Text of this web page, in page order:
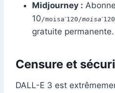
Midjourney :
10/moisaˋ120/moisaˋ120
gratuite permanente.
Censure et
DALL-E 3 est